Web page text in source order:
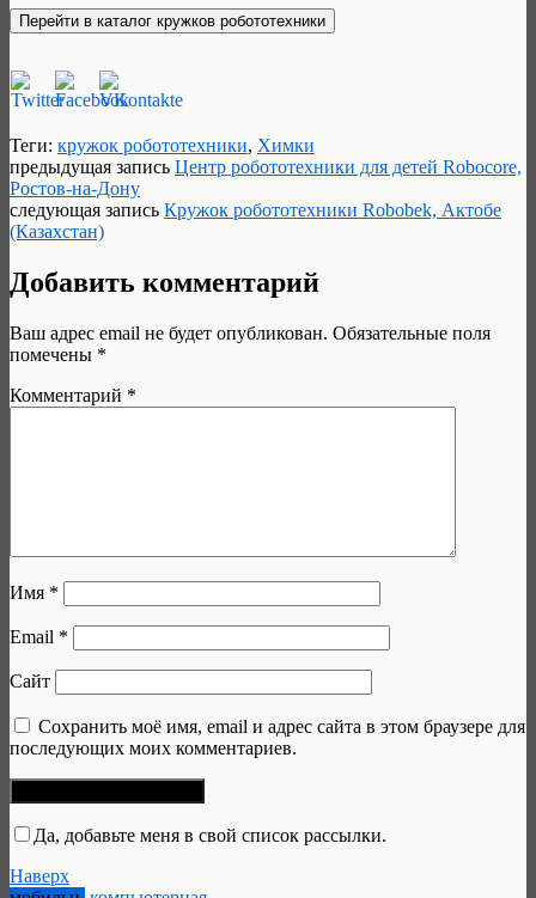
Теги: кружок робототехники, Химки
предыдущая запись Центр робототехники для детей Robocore,
Ростов-на-Дону
следующая запись Кружок робототехники Robobek, Актобе
(Казахстан)
Добавить комментарий
Ваш адрес email не будет опубликован. Обязательные поля
помечены *
Комментарий *
Имя *
Email *
Сайт
Сохранить моё имя, email и адрес сайта в этом браузере для
последующих моих комментариев.
Да, добавьте меня в свой список рассылки.
Наверх